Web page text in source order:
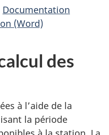
Documentation
(Word)
des
à l’aide de la
la période